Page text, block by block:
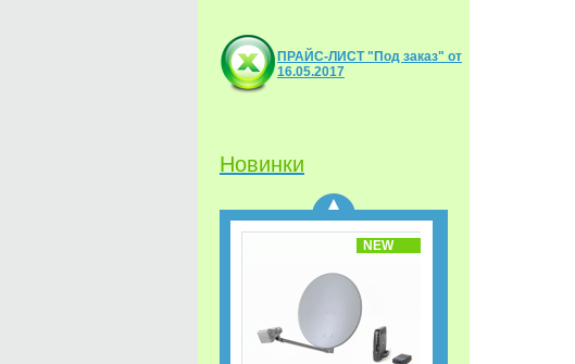
ПРАЙС-ЛИСТ "Под заказ" от
16.05.2017
Новинки
Комплект №1 2-х
NEW